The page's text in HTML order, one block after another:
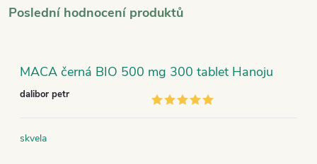
Poslední hodnocení produktů
MACA černá BIO 500 mg 300 tablet Hanoju
dalibor petr
skvela